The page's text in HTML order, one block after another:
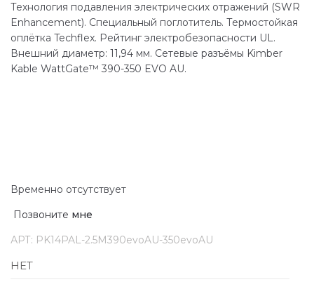
Технология подавления электрических отражений (SWR
Enhancement). Специальный поглотитель. Термостойкая
оплётка Techflex. Рейтинг электробезопасности UL.
Внешний диаметр: 11,94 мм. Сетевые разъёмы Kimber
Kable WattGate™ 390-350 EVO AU.
Временно отсутствует
Позвоните мне
АРТ: PK14PAL-2.5M390evoAU-350evoAU
НЕТ